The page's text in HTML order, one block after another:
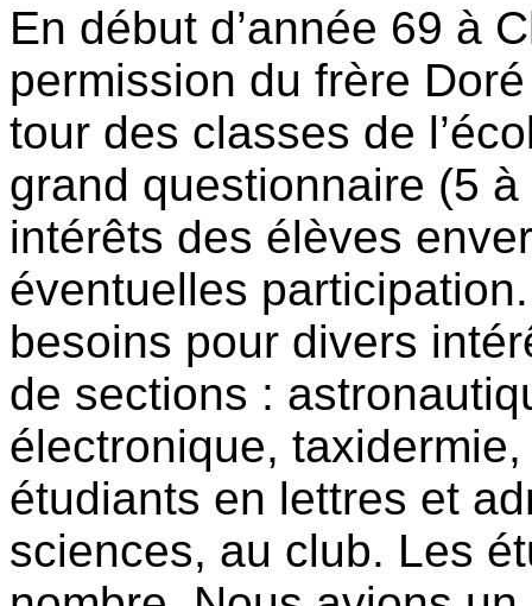
En début d’année 69 à
permission du frère
tour des classes de
grand questionnaire (5
intérêts des élèves
éventuelles
besoins pour divers
de sections :
électronique,
étudiants en lettres et
sciences, au club. Les